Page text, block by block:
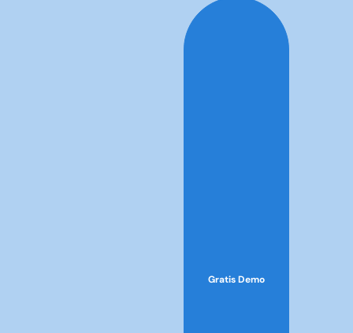
Gratis Demo